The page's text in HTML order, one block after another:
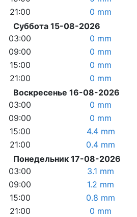
21:00
0 mm
Суббота 15-08-2026
03:00
0 mm
09:00
0 mm
15:00
0 mm
21:00
0 mm
Воскресенье 16-08-2026
03:00
0 mm
09:00
0 mm
15:00
4.4 mm
21:00
0.4 mm
Понедельник 17-08-2026
03:00
3.1 mm
09:00
1.2 mm
15:00
0.8 mm
21:00
0 mm